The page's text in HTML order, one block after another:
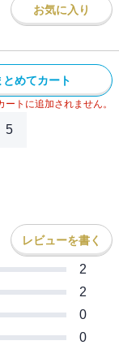
お気に入り
とめてカート
トに追加されません。
5
レビューを書く
2
2
0
0